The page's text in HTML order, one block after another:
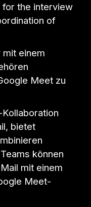
the interview
of
mit einem
Meet zu
bietet
können
mit einem
Meet-